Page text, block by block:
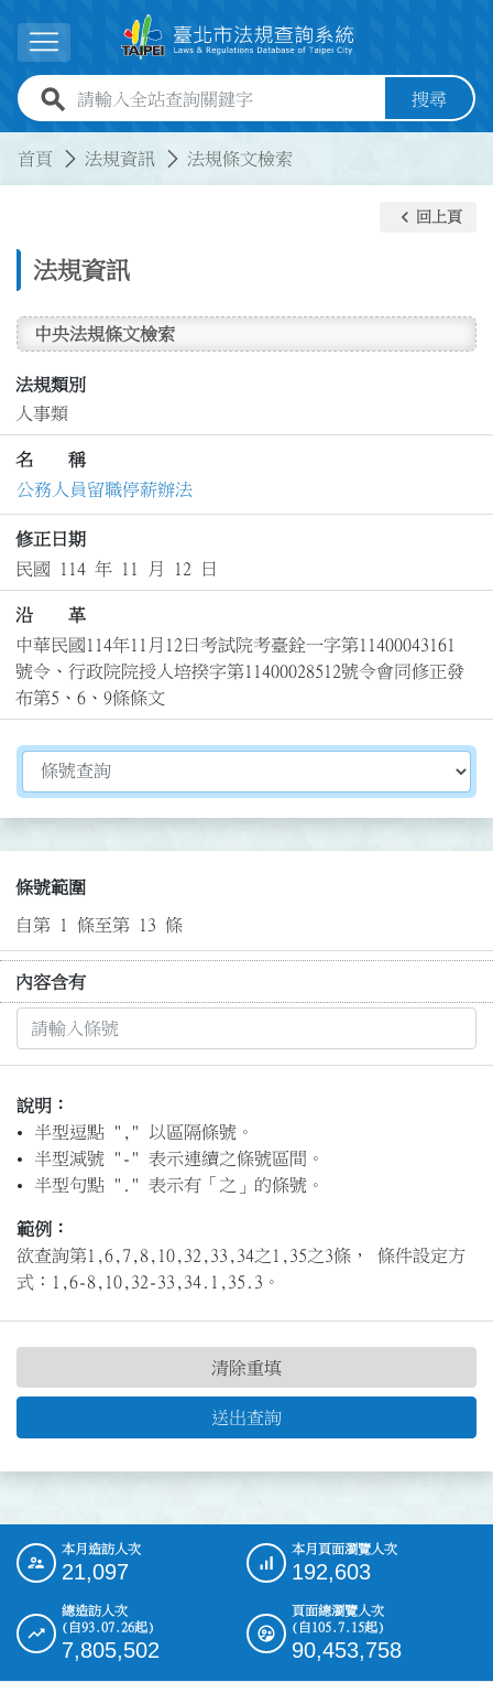
展開選單
全站查詢關鍵字欄位 搜尋
首頁 法規資訊 法規條文檢索
法規資訊
keyboard_arrow_left 回上頁
中央法規條文檢索
法規類別
人事類
名 稱
公務人員留職停薪辦法
修正日期
民國 114 年 11 月 12 日
沿 革
中華民國114年11月12日考試院考臺銓一字第11400043161
號令、行政院院授人培揆字第11400028512號令會同修正發
布第5、6、9條條文
切換選擇法規資訊內容
條號範圍
自第 1 條至第 13 條
內容含有
說明：
半型逗點 "," 以區隔條號。
半型減號 "-" 表示連續之條號區間。
半型句點 "." 表示有「之」的條號。
範例：
欲查詢第1,6,7,8,10,32,33,34之1,35之3條， 條件設定方
式：1,6-8,10,32-33,34.1,35.3。
送出查詢
清除重填
::: 本月造訪人次
21,097
本月頁面瀏覽人次
192,603
總造訪人次
(自93.07.26起)
7,805,502
頁面總瀏覽人次
(自105.7.15起)
90,453,758